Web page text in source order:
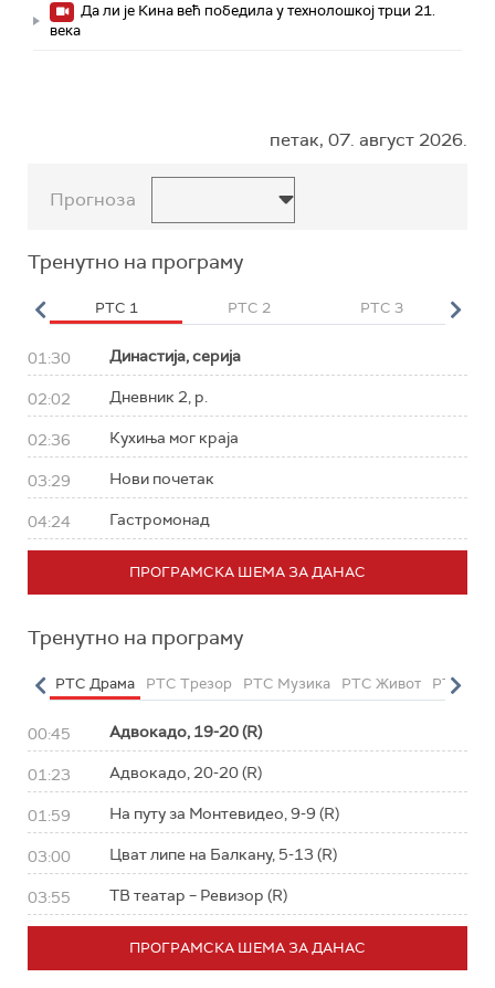
Да ли је Кина већ победила у технолошкој трци 21.
века
петак, 07. август 2026.
Прогноза
Тренутно на програму
РТС 1 РТС 2 РТС 3
01:30 Династија, серија
02:02 Дневник 2, р.
02:36 Кухиња мог краја
03:29 Нови почетак
04:24 Гастромонад
ПРОГРАМСКА ШЕМА ЗА ДАНАС
Тренутно на програму
РТС Драма РТС Трезор РТС Музика РТС Живот РТС
00:45 Адвокадо, 19-20 (R)
01:23 Адвокадо, 20-20 (R)
01:59 На путу за Монтевидео, 9-9 (R)
03:00 Цват липе на Балкану, 5-13 (R)
03:55 ТВ театар – Ревизор (R)
ПРОГРАМСКА ШЕМА ЗА ДАНАС